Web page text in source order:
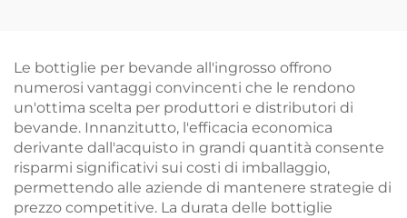
Le bottiglie per bevande all'ingrosso offrono
numerosi vantaggi convincenti che le rendono
un'ottima scelta per produttori e distributori di
bevande. Innanzitutto, l'efficacia economica
derivante dall'acquisto in grandi quantità consente
risparmi significativi sui costi di imballaggio,
permettendo alle aziende di mantenere strategie di
prezzo competitive. La durata delle bottiglie